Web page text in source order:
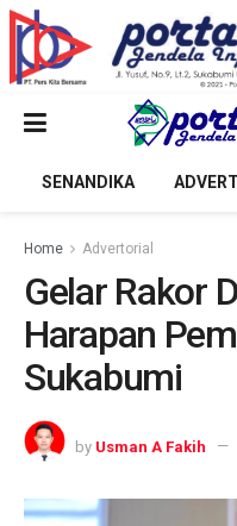
SENANDIKA
Home Advertorial
Gelar Rakor
Harapan
Sukabumi
by Usman A Fakih